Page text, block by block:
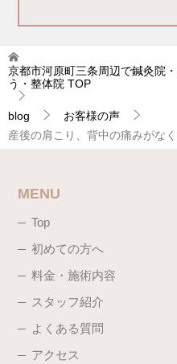
京都市河原町三条周辺で鍼灸院
う・整体院 TOP
blog
お客様の声
産後の肩こり、背中の痛みがな
MENU
Top
初めての方へ
料金・施術内容
スタッフ紹介
よくある質問
アクセス